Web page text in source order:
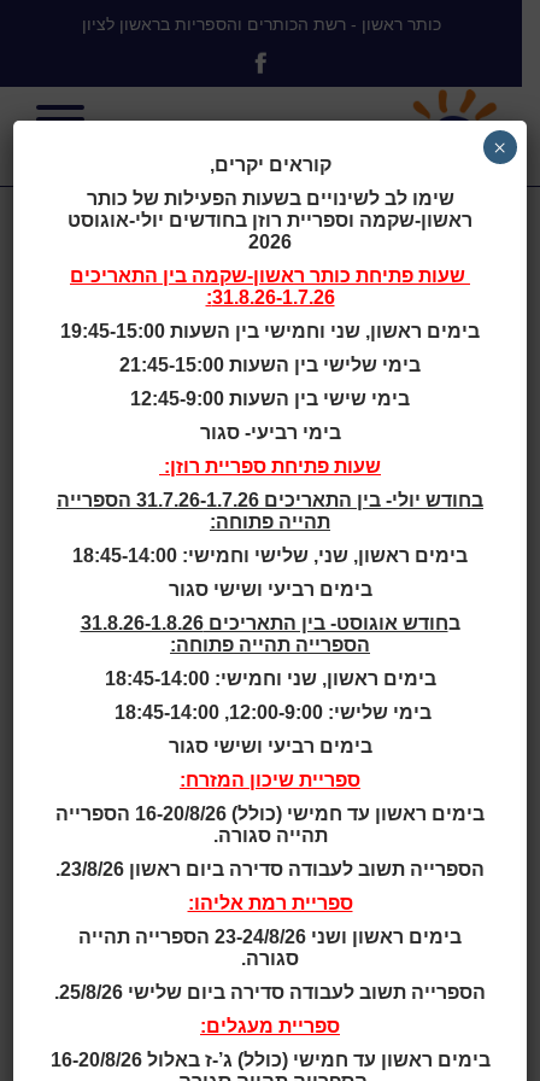
כותר ראשון - רשת הכותרים והספריות בראשון לציון
Frank Barlett
Memorial
Library & Moe
Service Center,
Moe, Victoria,
Australia
Latrobe City Council Library Moe
אוכלוסייה: העיירה מו בעמק לאטרוב שבמחוז ויקטוריה,
אוסטרליה, מונה כ-17,000 תושבים.
מערך הספריות: 4 ספריות ציבוריות בעמק לאטרוב.
לקריאה נוספת ולתמונות:Frank Barlett Memorial Libra
ry & Moe Service Center
"ברור שהמרחב הקהילתי והספרייה שניהם הרחבה של
העיירה מו, והמווים הם הרחבה של שניהם", כך לדברי
סאלי-אן ווטסון קיין,
קוראים יקרים,
שימו לב לשינויים בשעות הפעילות של כותר
ראשון-שקמה וספריית רוזן בחודשים יולי-אוגוסט
2026
שעות פתיחת כותר ראשון-שקמה בין התאריכים
31.8.26-1.7.26:
בימים ראשון, שני וחמישי בין השעות 19:45-15:00
בימי שלישי בין השעות 21:45-15:00
בימי שישי בין השעות 12:45-9:00
בימי רביעי- סגור
שעות פתיחת ספריית רוזן:
בחודש יולי- בין התאריכים 31.7.26-1.7.26 הספרייה
תהייה פתוחה:
בימים ראשון, שני, שלישי וחמישי: 18:45-14:00
בימים רביעי ושישי סגור
ב
חודש אוגוסט- בין התאריכים 31.8.26-1.8.26
הספרייה תהייה פתוחה:
בימים ראשון, שני וחמישי: 18:45-14:00
בימי שלישי: 12:00-9:00, 18:45-14:00
בימים רביעי ושישי סגור
ספריית שיכון המזרח:
בימים ראשון עד חמישי (כולל) 16-20/8/26 הספרייה
תהייה סגורה.
הספרייה תשוב לעבודה סדירה ביום ראשון 23/8/26.
ספריית רמת אליהו:
בימים ראשון ושני 23-24/8/26 הספרייה תהייה
סגורה.
הספרייה תשוב לעבודה סדירה ביום שלישי 25/8/26.
ספריית מעגלים:
בימים ראשון עד חמישי (כולל) ג’-ז באלול 16-20/8/26
×